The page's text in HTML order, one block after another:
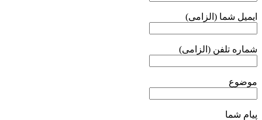
ایمیل شما (الزامی)
شماره تلفن (الزامی)
موضوع
پیام شما